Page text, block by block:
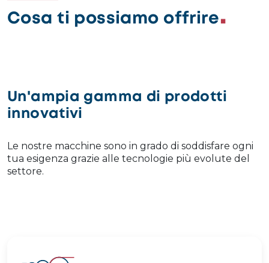
Cosa ti possiamo offrire
Un'ampia gamma di prodotti
innovativi
Le nostre macchine sono in grado di soddisfare ogni
tua esigenza grazie alle tecnologie più evolute del
settore.